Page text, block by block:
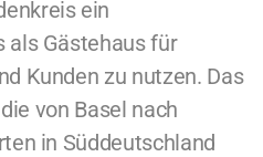
ein
als Gästehaus für
Kunden zu nutzen. Das
von Basel nach
in Süddeutschland